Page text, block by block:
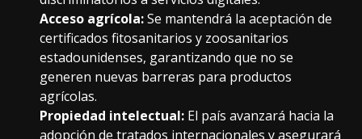
Acceso agrícola:Se mantendrá la aceptación de
certificados fitosanitarios y zoosanitarios
estadounidenses, garantizando que no se
generen nuevas barreras para productos
agrícolas.
Propiedad intelectual: El país avanzará hacia la
adopción de tratados internacionales y asegurará